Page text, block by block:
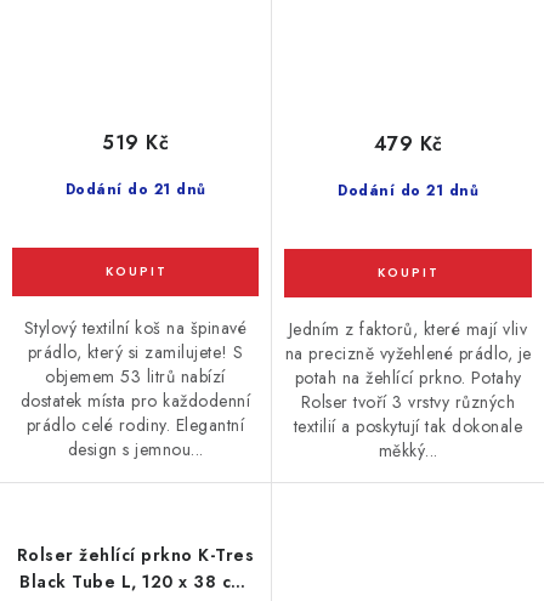
Dodání do 21 dnů
519 Kč
Stylový textilní koš na špinavé
prádlo, který si zamilujete! S
objemem 53 litrů nabízí
dostatek místa pro každodenní
prádlo celé rodiny. Elegantní
design s jemnou...
Dodání do 21 dnů
479 Kč
Jedním z faktorů, které mají vliv
na precizně vyžehlené prádlo, je
potah na žehlící prkno. Potahy
Rolser tvoří 3 vrstvy různých
textilií a poskytují tak dokonale
měkký...
Rolser žehlící prkno K-Tres
Black Tube L, 120 x 38 cm,